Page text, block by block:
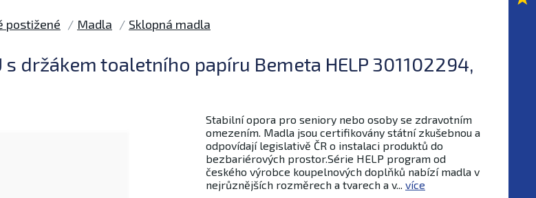
postižené Madla Sklopná madla
držákem toaletního papíru Bemeta HELP 301102294,
Stabilní opora pro seniory nebo osoby se zdravotním
omezením. Madla jsou certifikovány státní zkušebnou a
odpovídají legislativě ČR o instalaci produktů do
bezbariérových prostor.Série HELP program od
českého výrobce koupelnových doplňků nabízí madla v
nejrůznějších rozměrech a tvarech a v... více